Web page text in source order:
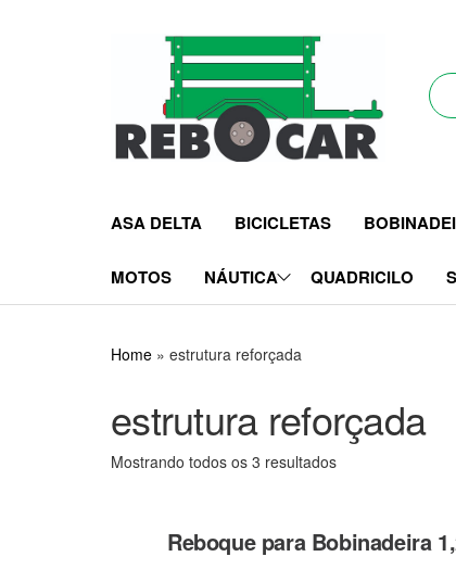
CRZ
e
LTDA
ASA DELTA BICICLETAS
MOTOS NÁUTICA QUADRICILO
Home » estrutura reforçada
estrutura reforçada
Mostrando todos os 3 resultados
Reboque para Bobinadeira